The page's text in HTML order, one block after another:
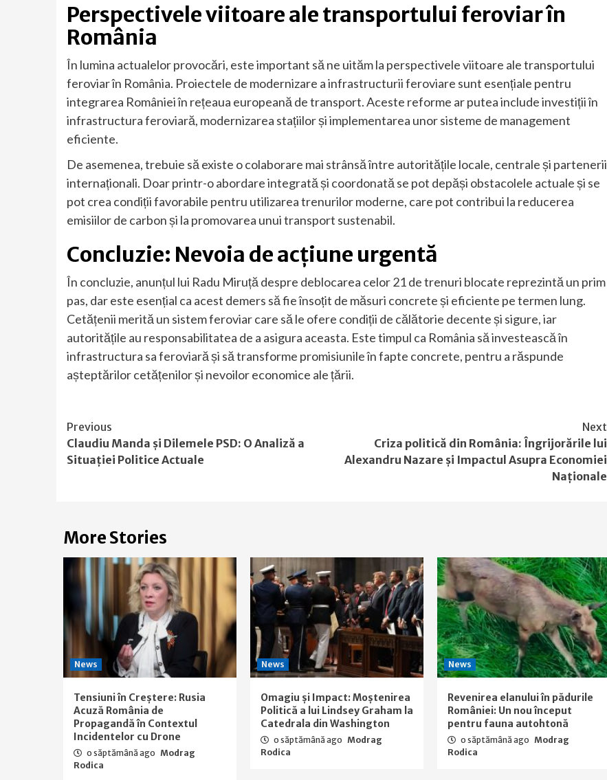
Perspectivele viitoare ale transportului feroviar în
România
În lumina actualelor provocări, este important să ne uităm la perspectivele viitoare ale transportului
feroviar în România. Proiectele de modernizare a infrastructurii feroviare sunt esențiale pentru
integrarea României în rețeaua europeană de transport. Aceste reforme ar putea include investiții în
infrastructura feroviară, modernizarea stațiilor și implementarea unor sisteme de management
eficiente.
De asemenea, trebuie să existe o colaborare mai strânsă între autoritățile locale, centrale și partenerii
internaționali. Doar printr-o abordare integrată și coordonată se pot depăși obstacolele actuale și se
pot crea condiții favorabile pentru utilizarea trenurilor moderne, care pot contribui la reducerea
emisiilor de carbon și la promovarea unui transport sustenabil.
Concluzie: Nevoia de acțiune urgentă
În concluzie, anunțul lui Radu Miruță despre deblocarea celor 21 de trenuri blocate reprezintă un prim
pas, dar este esențial ca acest demers să fie însoțit de măsuri concrete și eficiente pe termen lung.
Cetățenii merită un sistem feroviar care să le ofere condiții de călătorie decente și sigure, iar
autoritățile au responsabilitatea de a asigura aceasta. Este timpul ca România să investească în
infrastructura sa feroviară și să transforme promisiunile în fapte concrete, pentru a răspunde
așteptărilor cetățenilor și nevoilor economice ale țării.
Continue
Reading
Previous
Claudiu Manda și Dilemele PSD: O Analiză a
Situației Politice Actuale
Next
Criza politică din România: Îngrijorările lui
Alexandru Nazare și Impactul Asupra Economiei
Naționale
More Stories
News
Tensiuni în Creștere: Rusia
Acuză România de
Propagandă în Contextul
Incidentelor cu Drone
o săptămână ago Modrag
Rodica
News
Omagiu și Impact: Moștenirea
Politică a lui Lindsey Graham la
Catedrala din Washington
o săptămână ago Modrag
Rodica
News
Revenirea elanului în pădurile
României: Un nou început
pentru fauna autohtonă
o săptămână ago Modrag
Rodica